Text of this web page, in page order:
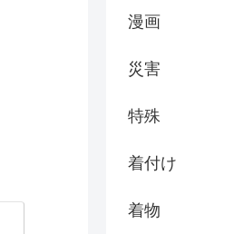
漫画
災害
特殊
着付け
着物